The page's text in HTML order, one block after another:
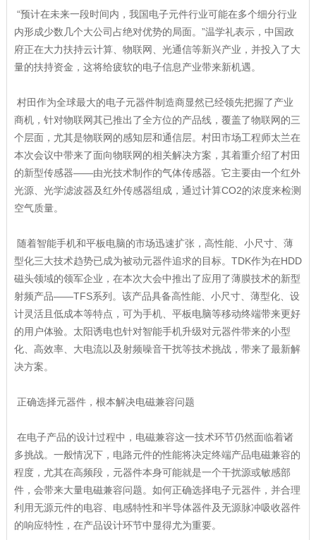
“预计在未来一段时间内，我国电子元件行业可能在多个细分行业
内形成少数几个大公司占绝对优势的局面。”温学礼表示，中国政
府正在大力扶持云计算、物联网、光通信等新兴产业，并投入了大
量的扶持资金，这将给疲软的电子信息产业带来新机遇。
村田作为全球最大的电子元器件制造商显然已经领先把握了产业
商机，针对物联网其已推出了全方位的产品线，覆盖了物联网的三
个层面，尤其是物联网的感知层和通信层。村田市场工程师太兰在
本次会议中带来了面向物联网的相关解决方案，其着重介绍了村田
的新型传感器——由光技术制作的气体传感器。它主要由一个红外
光源、光学滤波器及红外传感器组成，通过计算CO2的浓度来检测
空气质量。
随着智能手机和平板电脑的市场迅速扩张，高性能、小尺寸、薄
型化三大技术趋势已成为被动元器件追求的目标。TDK作为在HDD
磁头领域的领军企业，在本次大会中推出了应用了薄膜技术的新型
射频产品——TFS系列。该产品具备高性能、小尺寸、薄型化、设
计灵活且低成本等特点，可为手机、平板电脑等移动终端带来更好
的用户体验。太阳诱电也针对智能手机升级对元器件带来的小型
化、高效率、大电流以及射频噪音干扰等技术挑战，带来了最新解
决方案。
正确选择元器件，根本解决电磁兼容问题
在电子产品的设计过程中，电磁兼容这一技术环节仍然面临着诸
多挑战。一般情况下，电路元件的性能将决定终端产品电磁兼容的
程度，尤其在高频段，元器件本身可能就是一个干扰源或敏感部
件，会带来大量电磁兼容问题。如何正确选择电子元器件，并合理
利用无源元件的电容、电感特性和半导体器件及无源脉冲吸收器件
的响应特性，在产品设计环节中显得尤为重要。